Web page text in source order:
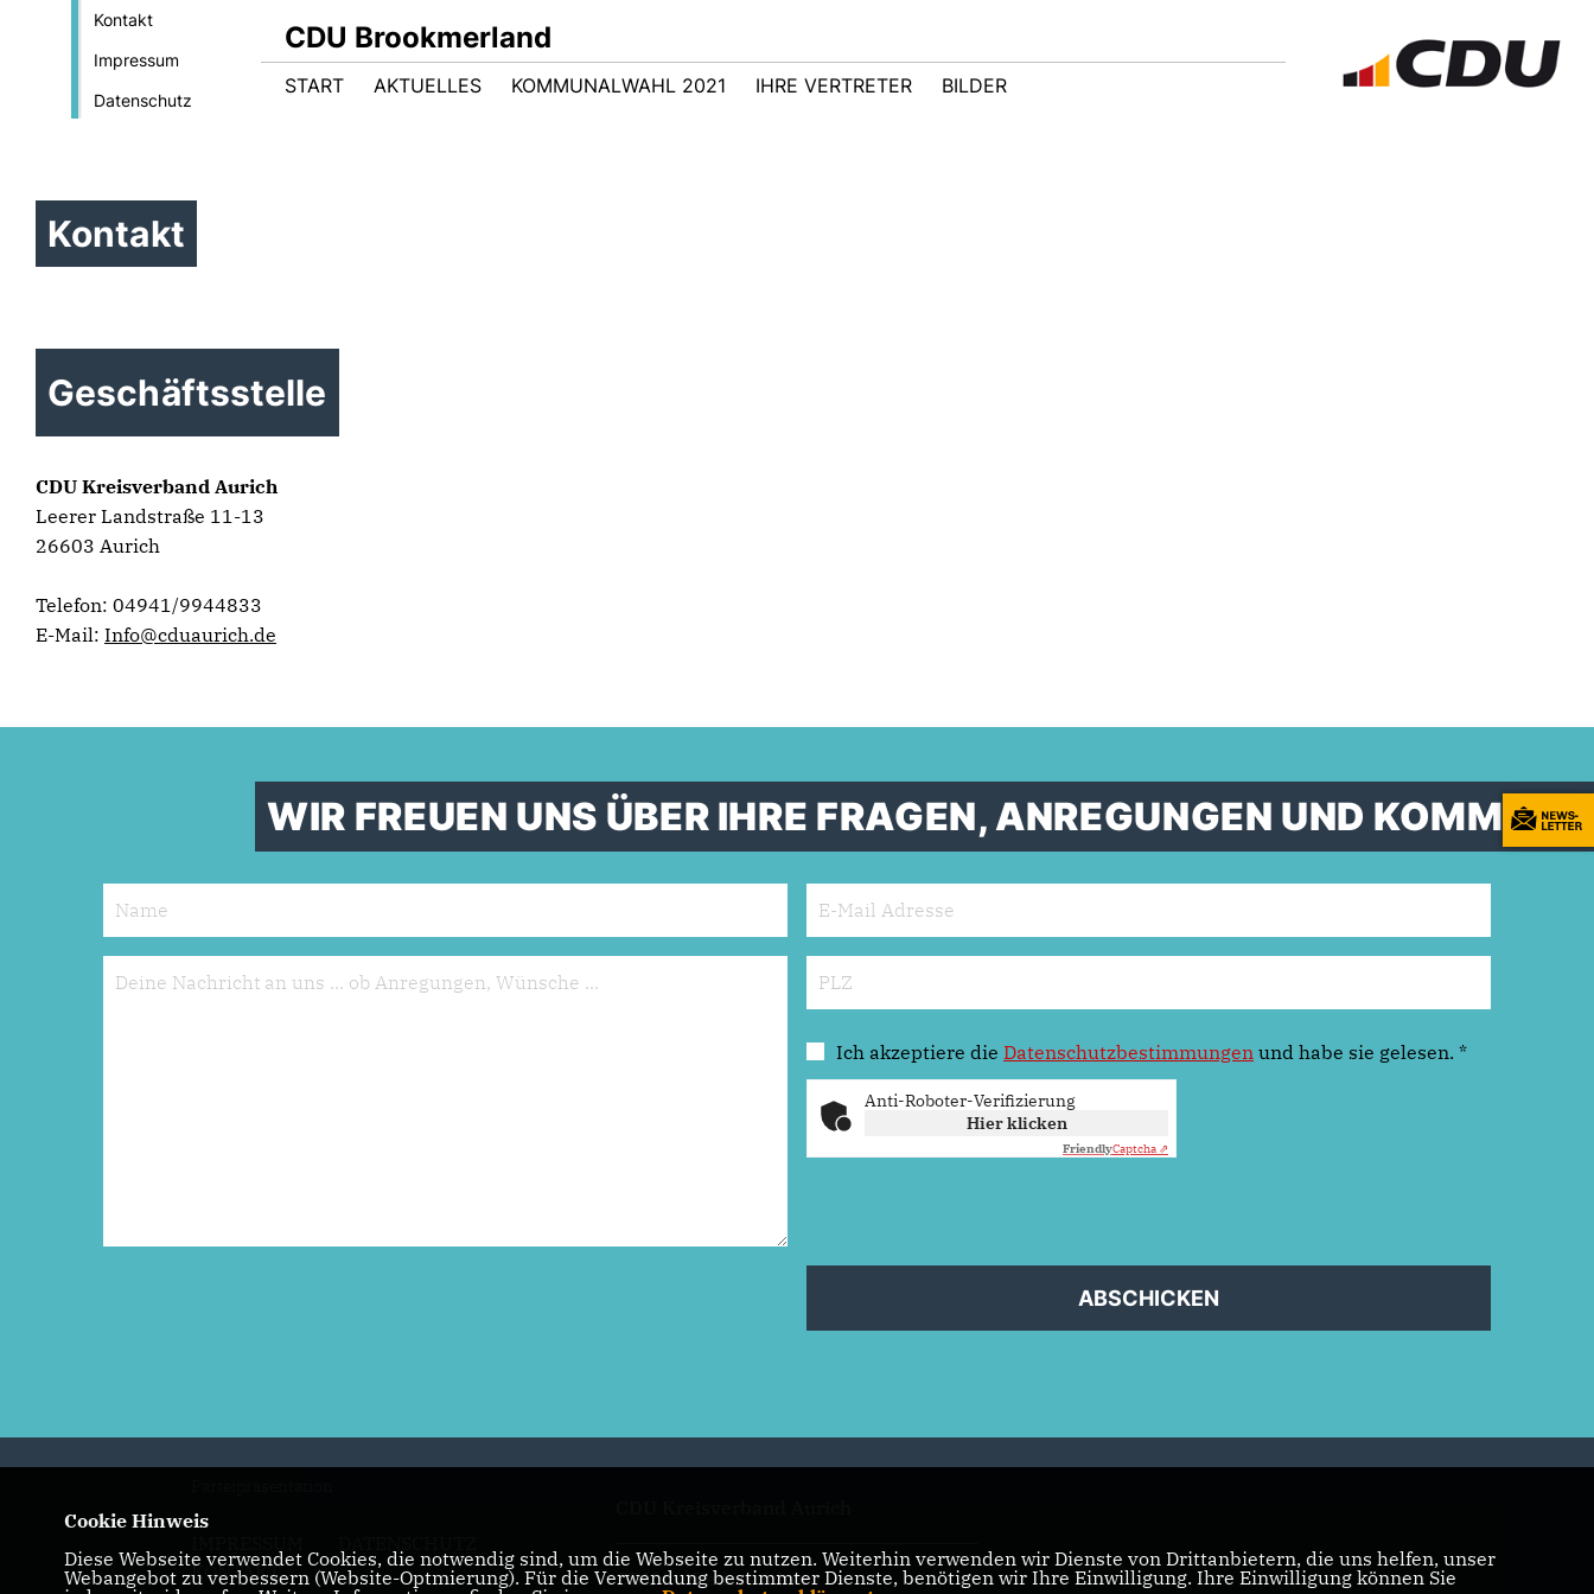
Kontakt
Impressum
Datenschutz
CDU Brookmerland
START AKTUELLES KOMMUNALWAHL 2021 IHRE VERTRETER BILDER
Kontakt
Geschäftsstelle
CDU Kreisverband Aurich
Leerer Landstraße 11-13
26603 Aurich
Telefon: 04941/9944833
E-Mail: Info@cduaurich.de
WIR FREUEN UNS ÜBER IHRE FRAGEN, ANREGUNGEN UND
Ich akzeptiere die Datenschutzbestimmungen und habe sie gelesen. *
Anti-Roboter-Verifizierung
Hier klicken
FriendlyCaptcha ⇗
ABSCHICKEN
KONTAKT
CDU in Niedersachsen
Cookie Hinweis
Diese Webseite verwendet Cookies, die notwendig sind, um die Webseite zu nutzen. Weiterhin verwenden wir Dienste von Drittanbietern, die uns helfen, unser
Webangebot zu verbessern (Website-Optmierung). Für die Verwendung bestimmter Dienste, benötigen wir Ihre Einwilligung. Ihre Einwilligung können Sie